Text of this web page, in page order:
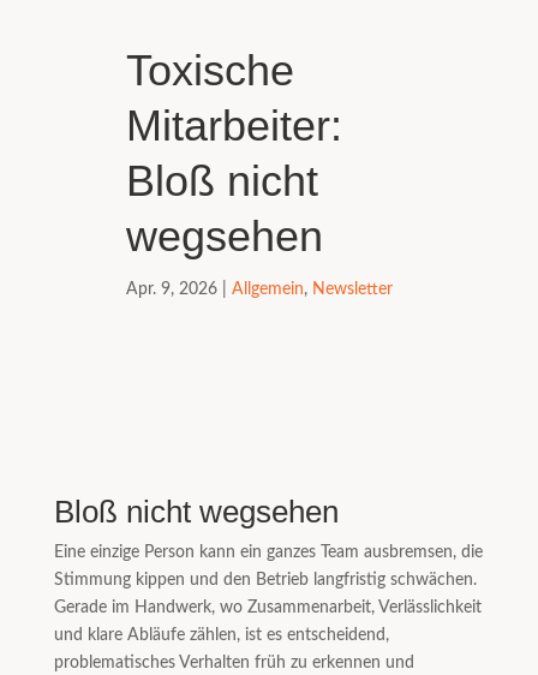
Toxische
Mitarbeiter:
Bloß nicht
wegsehen
Apr. 9, 2026| Allgemein, Newsletter
Bloß nicht wegsehen
Eine einzige Person kann ein ganzes Team ausbremsen, die
Stimmung kippen und den Betrieb langfristig schwächen.
Gerade im Handwerk, wo Zusammenarbeit, Verlässlichkeit
und klare Abläufe zählen, ist es entscheidend,
problematisches Verhalten früh zu erkennen und